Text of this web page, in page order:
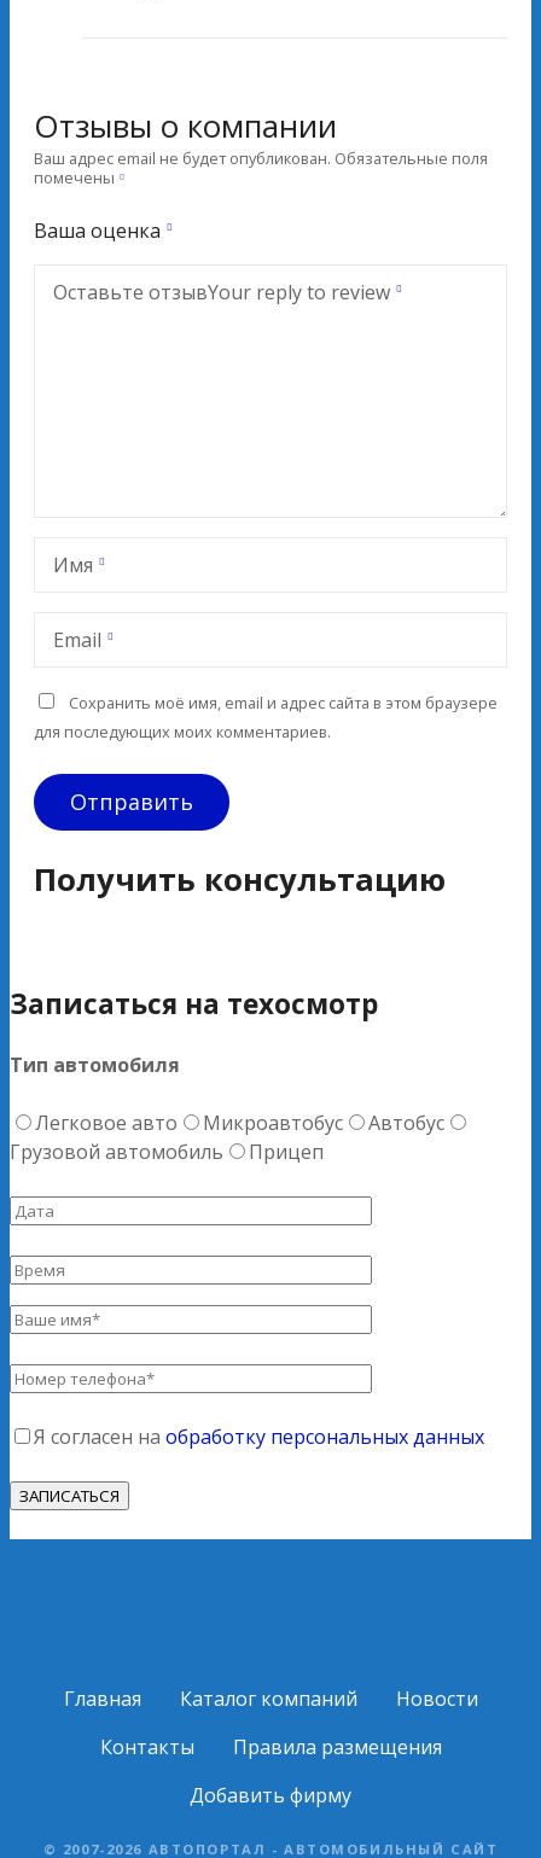
Отзывы о компании
Ваш адрес email не будет опубликован. Обязательные поля
помечены
Ваша оценка
Оставьте отзывYour reply to review
Имя
Email
Сохранить моё имя, email и адрес сайта в этом браузере
для последующих моих комментариев.
Получить консультацию
Записаться на техосмотр
Тип автомобиля
Легковое авто Микроавтобус
Автобус
Грузовой автомобиль
Прицеп
Я согласен на обработку персональных данных
Главная Каталог компаний
Новости
Контакты
Правила размещения
Добавить фирму
© 2007-2026 АВТОПОРТАЛ - АВТОМОБИЛЬНЫЙ САЙТ